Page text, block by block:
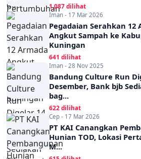
1,087 dilihat
Iman - 17 Mar 2026
Pegadaian Serahkan 12
Angkut Sampah ke
Kuningan
641 dilihat
Iman - 28 Nov 2025
Bandung Culture Run
Desember, Bank bjb
bag...
622 dilihat
Cep - 17 Mar 2026
PT KAI Canangkan
Hunian TOD, Lokasi
M...